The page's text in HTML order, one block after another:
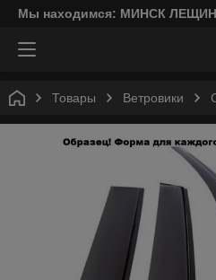
Мы находимся: МИНСК
Товары Ветровики